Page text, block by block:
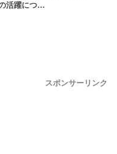
活躍につ…
スポンサーリンク